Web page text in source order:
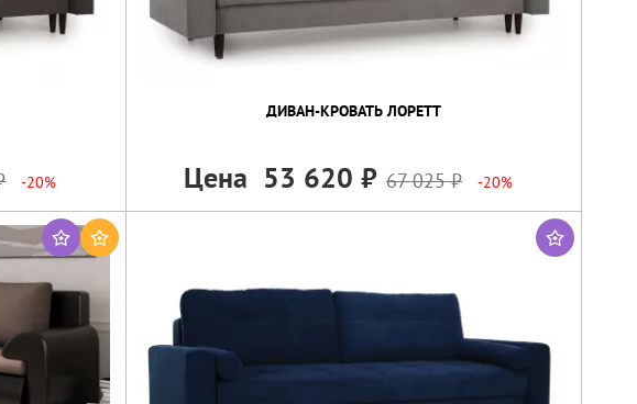
-20%
ДИВАН-КРОВАТЬ ЛОРЕТТ
Цена 53 620 67 025 -20%